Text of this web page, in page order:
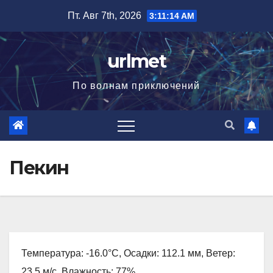
содержимому
Пт. Авг 7th, 2026 3:11:15 AM
urlmet
По волнам приключений
Пекин
Температура: -16.0°C, Осадки: 112.1 мм, Ветер: